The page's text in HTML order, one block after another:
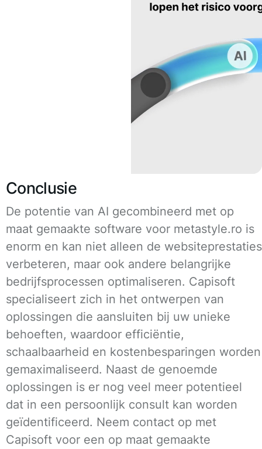
Conclusie
De potentie van AI gecombineerd met op
maat gemaakte software voor metastyle.ro is
enorm en kan niet alleen de websiteprestaties
verbeteren, maar ook andere belangrijke
bedrijfsprocessen optimaliseren. Capisoft
specialiseert zich in het ontwerpen van
oplossingen die aansluiten bij uw unieke
behoeften, waardoor efficiëntie,
schaalbaarheid en kostenbesparingen worden
gemaximaliseerd. Naast de genoemde
oplossingen is er nog veel meer potentieel
dat in een persoonlijk consult kan worden
geïdentificeerd. Neem contact op met
Capisoft voor een op maat gemaakte